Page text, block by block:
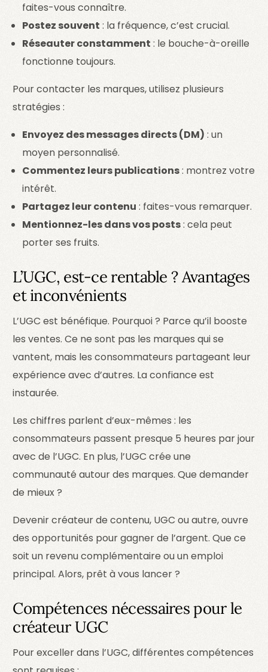
faites-vous connaître.
Postez souvent : la fréquence, c’est crucial.
Réseauter constamment : le bouche-à-oreille
fonctionne toujours.
Pour contacter les marques, utilisez plusieurs
stratégies :
Envoyez des messages directs (DM) : un
moyen personnalisé.
Commentez leurs publications: montrez votre
intérêt.
Partagez leur contenu : faites-vous remarquer.
Mentionnez-les dans vos posts: cela peut
porter ses fruits.
L’UGC, est-ce rentable ? Avantages
et inconvénients
L’UGC est bénéfique. Pourquoi ? Parce qu’il booste
les ventes. Ce ne sont pas les marques qui se
vantent, mais les consommateurs partageant leur
expérience avec d’autres. La confiance est
instaurée.
Les chiffres parlent d’eux-mêmes : les
consommateurs passent presque 5 heures par jour
avec de l’UGC. En plus, l’UGC crée une
communauté autour des marques. Que demander
de mieux ?
Devenir créateur de contenu, UGC ou autre, ouvre
des opportunités pour gagner de l’argent. Que ce
soit un revenu complémentaire ou un emploi
principal. Alors, prêt à vous lancer ?
Compétences nécessaires pour le
créateur UGC
Pour exceller dans l’UGC, différentes compétences